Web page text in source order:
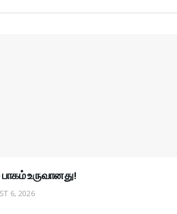
பாகம் உருவானது!
6, 2026